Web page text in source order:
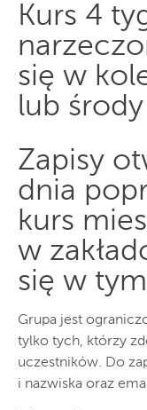
Kurs 4
się w
lub
Zapisy
dnia
kurs
w
się w
Grupa jest
tylko tych, którzy
uczestników. Do
i nazwiska oraz